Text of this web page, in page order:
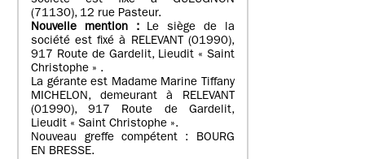
(71130), 12 rue Pasteur.
Nouvelle mention : Le siège de la
société est fixé à RELEVANT (01990),
917 Route de Gardelit, Lieudit « Saint
Christophe » .
La gérante est Madame Marine Tiffany
MICHELON, demeurant à RELEVANT
(01990), 917 Route de Gardelit,
Lieudit « Saint Christophe ».
Nouveau greffe compétent : BOURG
EN BRESSE.